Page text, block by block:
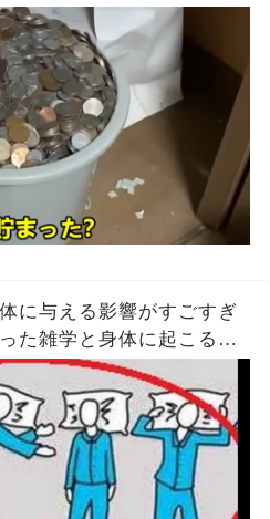
に与える影響がすごすぎ
た雑学と身体に起こる現
人の 面白いけど知ると後